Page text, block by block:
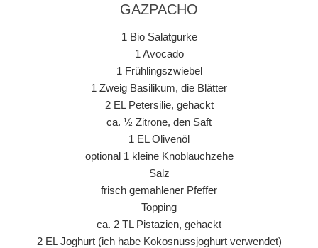
GAZPACHO
1 Bio Salatgurke
1 Avocado
1 Frühlingszwiebel
1 Zweig Basilikum, die Blätter
2 EL Petersilie, gehackt
ca. ½ Zitrone, den Saft
1 EL Olivenöl
optional 1 kleine Knoblauchzehe
Salz
frisch gemahlener Pfeffer
Topping
ca. 2 TL Pistazien, gehackt
2 EL Joghurt (ich habe Kokosnussjoghurt verwendet)